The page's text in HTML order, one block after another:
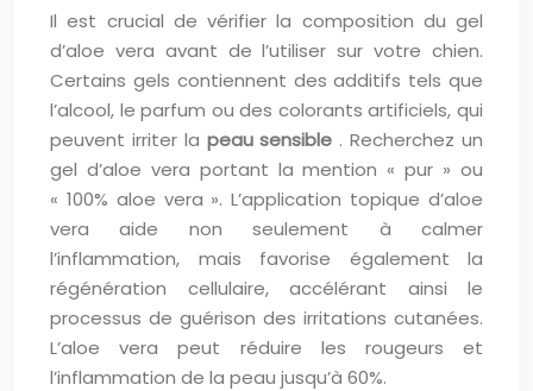
Il est crucial de vérifier la composition du gel
d’aloe vera avant de l’utiliser sur votre chien.
Certains gels contiennent des additifs tels que
l’alcool, le parfum ou des colorants artificiels, qui
peuvent irriter la peau sensible . Recherchez un
gel d’aloe vera portant la mention « pur » ou
« 100% aloe vera ». L’application topique d’aloe
vera aide non seulement à calmer
l’inflammation, mais favorise également la
régénération cellulaire, accélérant ainsi le
processus de guérison des irritations cutanées.
L’aloe vera peut réduire les rougeurs et
l’inflammation de la peau jusqu’à 60%.